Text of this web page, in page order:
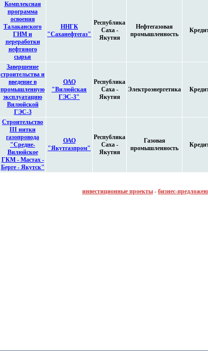
Комплексная
программа
освоения
Талаканского
ГНМ и
переработки
нефтяного
сырья
ННГК
"Саханефтегаз"
Республика
Саха -
Якутия
Нефтегазовая
промышленность
Завершение
строительства и
введение в
промышленную
эксплуатацию
Вилюйской
ГЭС-3
ОАО
"Вилюйская
ГЭС-3"
Республика
Саха -
Якутия
Электроэнергетика
Строительство
III нитки
газопровода
"Средне-
Вилюйское
ГКМ - Мастах -
Берге - Якутск"
ОАО
"Якутгазпром"
Республика
Саха -
Якутия
Газовая
промышленность
инвестиционные проекты - бизнес-